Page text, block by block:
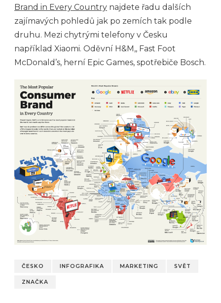
Brand in Every Country najdete řadu dalších
zajímavých pohledů jak po zemích tak podle
druhu. Mezi chytrými telefony v Česku
například Xiaomi. Oděvní H&M,, Fast Foot
McDonald’s, herní Epic Games, spotřebiče Bosch.
ČESKO INFOGRAFIKA MARKETING SVĚT
ZNAČKA